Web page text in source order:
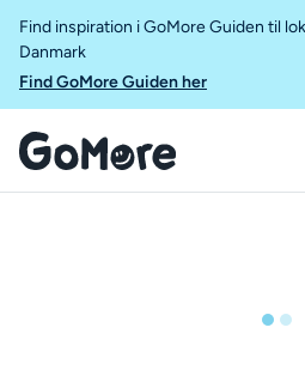
Find inspiration i GoMore Guiden til
Danmark
Find GoMore Guiden her